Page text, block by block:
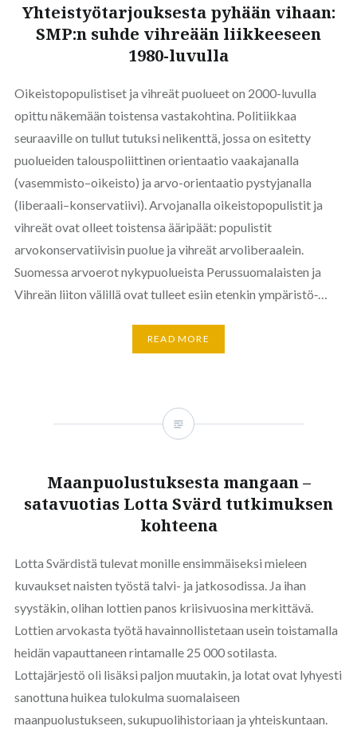
Yhteistyötarjouksesta pyhään vihaan:
SMP:n suhde vihreään liikkeeseen
1980-luvulla
Oikeistopopulistiset ja vihreät puolueet on 2000-luvulla
opittu näkemään toistensa vastakohtina. Politiikkaa
seuraaville on tullut tutuksi nelikenttä, jossa on esitetty
puolueiden talouspoliittinen orientaatio vaakajanalla
(vasemmisto–oikeisto) ja arvo-orientaatio pystyjanalla
(liberaali–konservatiivi). Arvojanalla oikeistopopulistit ja
vihreät ovat olleet toistensa ääripäät: populistit
arvokonservatiivisin puolue ja vihreät arvoliberaalein.
Suomessa arvoerot nykypuolueista Perussuomalaisten ja
Vihreän liiton välillä ovat tulleet esiin etenkin ympäristö‑…
READ MORE
Maanpuolustuksesta mangaan –
satavuotias Lotta Svärd tutkimuksen
kohteena
Lotta Svärdistä tulevat monille ensimmäiseksi mieleen
kuvaukset naisten työstä talvi- ja jatkosodissa. Ja ihan
syystäkin, olihan lottien panos kriisivuosina merkittävä.
Lottien arvokasta työtä havainnollistetaan usein toistamalla
heidän vapauttaneen rintamalle 25 000 sotilasta.
Lottajärjestö oli lisäksi paljon muutakin, ja lotat ovat lyhyesti
sanottuna huikea tulokulma suomalaiseen
maanpuolustukseen, sukupuolihistoriaan ja yhteiskuntaan.